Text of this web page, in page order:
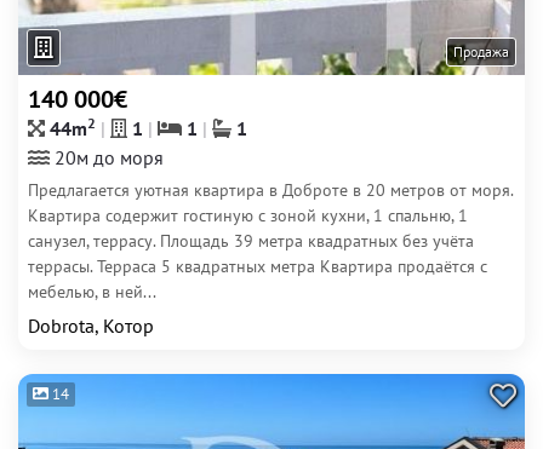
Продажа
140 000€
44m2 1 1
1
20м до моря
Предлагается уютная квартира в Доброте в 20 метров от моря.
Квартира содержит гостиную с зоной кухни, 1 спальню, 1
санузел, террасу. Площадь 39 метра квадратных без учёта
террасы. Терраса 5 квадратных метра Квартира продаётся с
мебелью, в ней...
Dobrota, Котор
14